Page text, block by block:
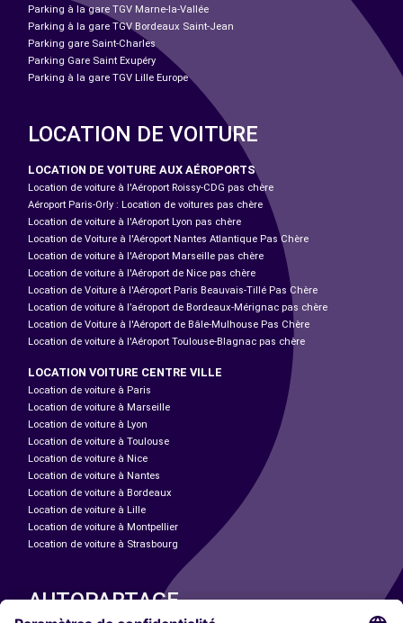
Parking à la gare TGV Marne-la-Vallée
Parking à la gare TGV Bordeaux Saint-Jean
Parking gare Saint-Charles
Parking Gare Saint Exupéry
Parking à la gare TGV Lille Europe
LOCATION DE VOITURE
LOCATION DE VOITURE AUX AÉROPORTS
Location de voiture à l'Aéroport Roissy-CDG pas chère
Aéroport Paris-Orly : Location de voitures pas chère
Location de voiture à l'Aéroport Lyon pas chère
Location de Voiture à l'Aéroport Nantes Atlantique Pas Chère
Location de voiture à l'Aéroport Marseille pas chère
Location de voiture à l'Aéroport de Nice pas chère
Location de Voiture à l'Aéroport Paris Beauvais-Tillé Pas Chère
Location de voiture à l’aéroport de Bordeaux-Mérignac pas chère
Location de Voiture à l'Aéroport de Bâle-Mulhouse Pas Chère
Location de voiture à l'Aéroport Toulouse-Blagnac pas chère
LOCATION VOITURE CENTRE VILLE
Location de voiture à Paris
Location de voiture à Marseille
Location de voiture à Lyon
Location de voiture à Toulouse
Location de voiture à Nice
Location de voiture à Nantes
Location de voiture à Bordeaux
Location de voiture à Lille
Location de voiture à Montpellier
Location de voiture à Strasbourg
AUTOPARTAGE